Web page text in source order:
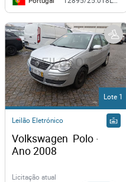
Lote 1
Leilão Eletrónico
Volkswagen  Polo ·
Ano 2008
Licitação atual